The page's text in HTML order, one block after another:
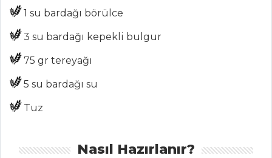
Haber
ŞEFİN TARİFLERİ
İÇECEKLER
1 su bardağı börülce
3 su bardağı kepekli bulgur
75 gr tereyağı
5 su bardağı su
Tuz
Nasıl Hazırlanır?